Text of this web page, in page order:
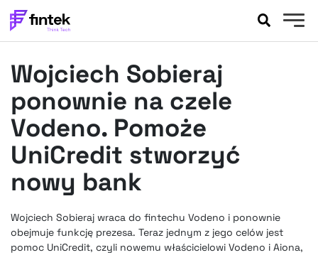
BANKOWOŚĆ
EVENTY
FELIETONY
WYWIADY
LEGAL
PODCASTY
FINTEKEXTRA
OKIEM EKSPERTA
Wojciech Sobieraj
ponownie na czele
Vodeno. Pomoże
UniCredit stworzyć
nowy bank
Wojciech Sobieraj wraca do fintechu Vodeno i ponownie
obejmuje funkcję prezesa. Teraz jednym z jego celów jest
pomoc UniCredit, czyli nowemu właścicielowi Vodeno i Aiona,